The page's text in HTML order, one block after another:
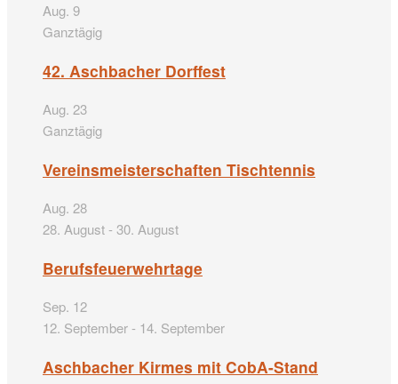
Aug. 9
Ganztägig
42. Aschbacher Dorffest
Aug. 23
Ganztägig
Vereinsmeisterschaften Tischtennis
Aug. 28
28. August - 30. August
Berufsfeuerwehrtage
Sep. 12
12. September - 14. September
Aschbacher Kirmes mit CobA-Stand